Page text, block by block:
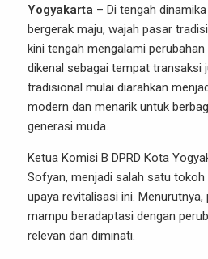
Yogyakarta – Di tengah
bergerak maju, wajah pasar
kini tengah mengalami perubahan
dikenal sebagai tempat transaksi
tradisional mulai diarahkan
modern dan menarik untuk
generasi muda.
Ketua Komisi B DPRD Kota
Sofyan, menjadi salah satu
upaya revitalisasi ini.
mampu beradaptasi dengan
relevan dan diminati.